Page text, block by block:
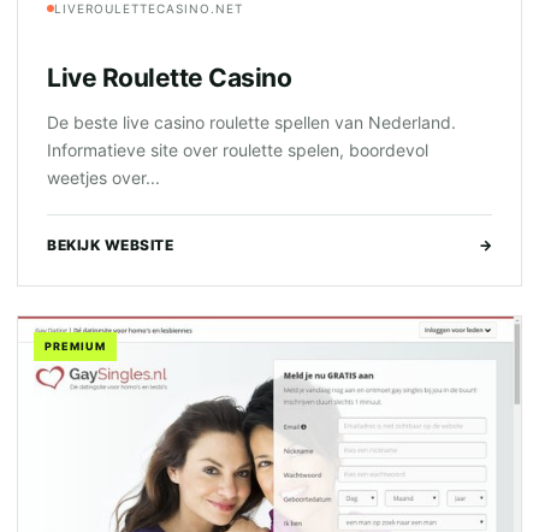
LIVEROULETTECASINO.NET
Live Roulette Casino
De beste live casino roulette spellen van Nederland.
Informatieve site over roulette spelen, boordevol
weetjes over...
BEKIJK WEBSITE →
PREMIUM